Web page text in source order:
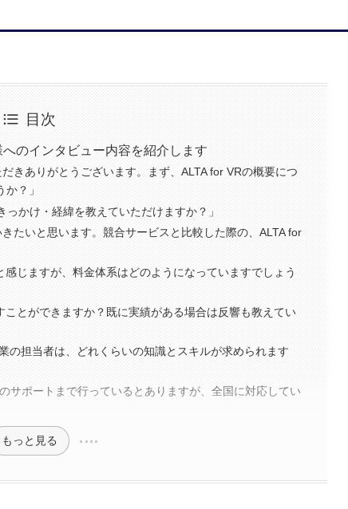
目次
のインタビュー内容を紹介します
きありがとうございます。まず、ALTA for VRの概要につ
？」
かけ・経緯を教えていただけますか？」
たいと思います。競合サービスと比較した際の、ALTA for
じますが、料金体系はどのようになっていますでしょう
とができますか？既に実績がある場合は反響も教えてい
の担当者は、どれくらいの知識とスキルが求められます
サポートまで行っているとありますが、全国に対応してい
もっと見る